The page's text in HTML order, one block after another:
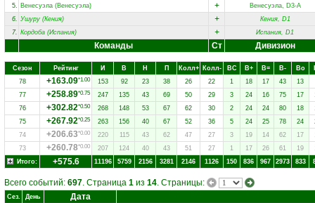
5. Венесуэла (Венесуэла) +
Венесуэла, D3-A
6. Ушуру (Кения) +
Кения, D1
7. Кордоба (Испания) + Испания, D1
Команды Ст Дивизион
Сезон Рейтинг И В Н П Колл+ Колл- ВC В+ В= В- Вo
78
+163.09*1.00 153 92 23 38 26 22 1 18 17 43
13
77
+258.89*0.75 247 135 43 69 50 29 3 24 16 75 17
76
+302.82*0.50 268 148 53 67 62 30 2 24 24 80 18
75
+267.92*0.25 263 156 40 67 52 36 5 24 25 78 24
74
+206.63*0.00 220 115 43 62 47 27 3 19 14 62 17
73
+260.78*0.00 207 124 40 43 51 27 1 17 26 61 19
Итого:
+575.6 11196 5759 2156 3281 2146 1126 150 836 967 2973 833
Всего событий: 697. Страница 1 из 14. Страницы:
Сез. День Дата